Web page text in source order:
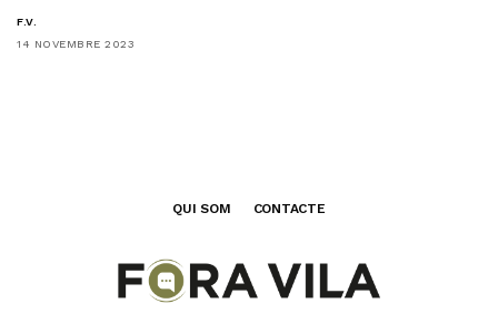
F.V.
14 NOVEMBRE 2023
QUI SOM CONTACTE